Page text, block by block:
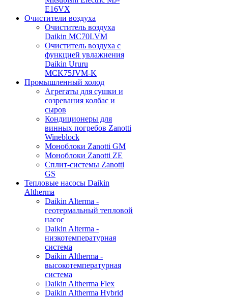
E16VX
Очистители воздуха
Очиститель воздуха
Daikin MC70LVM
Очиститель воздуха с
функцией увлажнения
Daikin Ururu
MCK75JVM-K
Промышленный холод
Агрегаты для сушки и
созревания колбас и
сыров
Кондиционеры для
винных погребов Zanotti
Wineblock
Моноблоки Zanotti GM
Моноблоки Zanotti ZE
Сплит-системы Zanotti
GS
Тепловые насосы Daikin
Altherma
Daikin Alterma -
геотермальный тепловой
насос
Daikin Alterma -
низкотемпературная
система
Daikin Altherma -
высокотемпературная
система
Daikin Altherma Flex
Daikin Altherma Hybrid